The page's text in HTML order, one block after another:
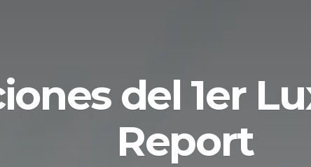
del 1er
Report